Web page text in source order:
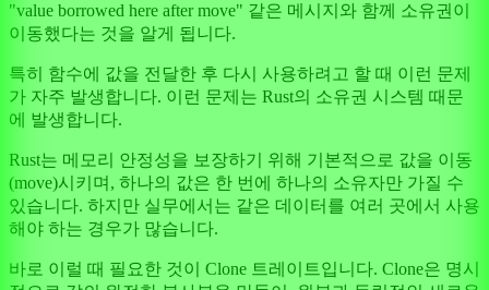
"value borrowed here after move" 같은 메시지와 함께 소유권이
이동했다는 것을 알게 됩니다.
특히 함수에 값을 전달한 후 다시 사용하려고 할 때 이런 문제
가 자주 발생합니다. 이런 문제는 Rust의 소유권 시스템 때문
에 발생합니다.
Rust는 메모리 안정성을 보장하기 위해 기본적으로 값을 이동
(move)시키며, 하나의 값은 한 번에 하나의 소유자만 가질 수
있습니다. 하지만 실무에서는 같은 데이터를 여러 곳에서 사용
해야 하는 경우가 많습니다.
바로 이럴 때 필요한 것이 Clone 트레이트입니다. Clone은 명시